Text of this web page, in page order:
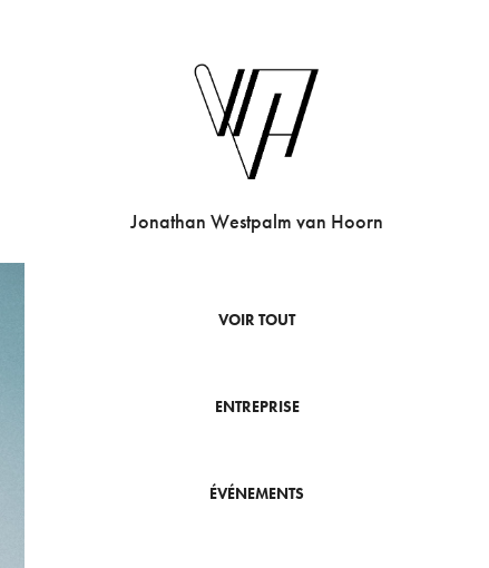
Jonathan Westpalm van Hoorn
VOIR TOUT
ENTREPRISE
ÉVÉNEMENTS